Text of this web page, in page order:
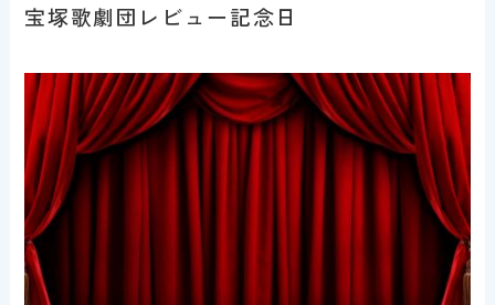
宝塚歌劇団レビュー記念日